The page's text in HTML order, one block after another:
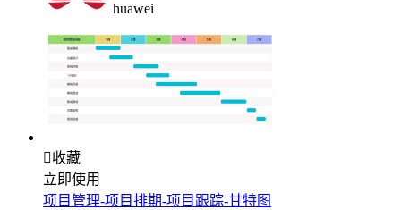
huawei
收藏
立即使用
项目管理-项目排期-项目跟踪-甘特图